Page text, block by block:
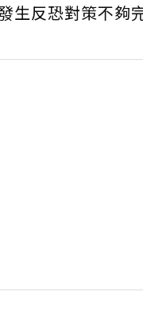
生反恐對策不夠